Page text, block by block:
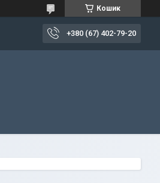
Кошик
+380 (67) 402-79-20